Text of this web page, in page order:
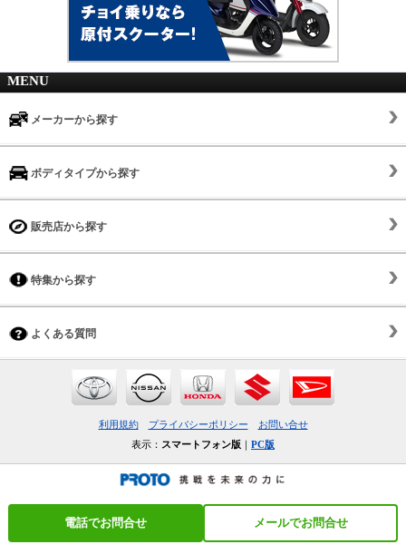
電話でお問合せ メールでお問合せ
MENU
メーカーから探す
ボディタイプから探す
販売店から探す
特集から探す
よくある質問
利用規約 プライバシーポリシー
お問い合せ
表示： スマートフォン版 ｜ PC版